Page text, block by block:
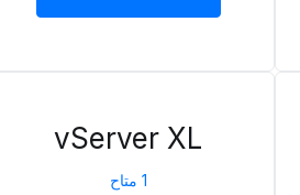
vServer XL
1 متاح